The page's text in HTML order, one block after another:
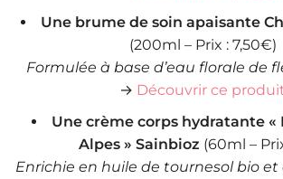
Une brume de soin apaisante
(200ml – Prix : 7,50€)
Formulée à base d’eau florale de
→ Découvrir ce
Une crème corps hydratante «
Alpes » Sainbioz (60ml –
Enrichie en huile de tournesol bio